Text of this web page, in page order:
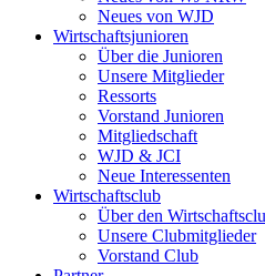
Neues von WJD
Wirtschaftsjunioren
Über die Junioren
Unsere Mitglieder
Ressorts
Vorstand Junioren
Mitgliedschaft
WJD & JCI
Neue Interessenten
Wirtschaftsclub
Über den
Unsere Clubmitglieder
Vorstand Club